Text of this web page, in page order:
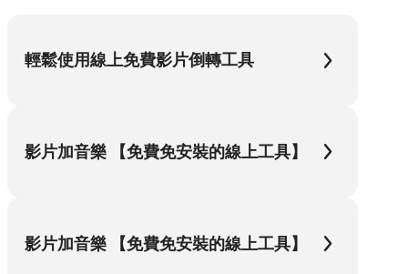
輕鬆使用線上免費影片倒轉工具
影片加音樂 【免費免安裝的線上工具】
影片加音樂 【免費免安裝的線上工具】